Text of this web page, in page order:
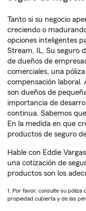
Tanto si su negocio
creciendo o
opciones inteligentes
Stream, IL. Su seguro
de dueños de
comerciales, una
compensación laboral.
son dueños de
importancia de
continua. Sabemos
En la medida en que
productos de seguro
Hable con Eddie
una cotización de
productos son los
1. Por favor, consulte su póliza
propiedad cubierta y de las